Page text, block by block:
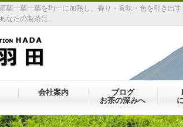
葉一葉一葉を均一に加熱し、香り・旨味・色を引き出
なたの製茶に。
会社案内
ブログ
お茶の深みへ